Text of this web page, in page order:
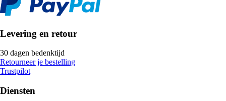
Levering en retour
30 dagen bedenktijd
Retourneer je bestelling
Trustpilot
Diensten